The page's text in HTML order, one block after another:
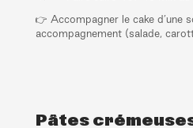
👉 Accompagner le cake d’une
accompagnement (salade,
Pâtes